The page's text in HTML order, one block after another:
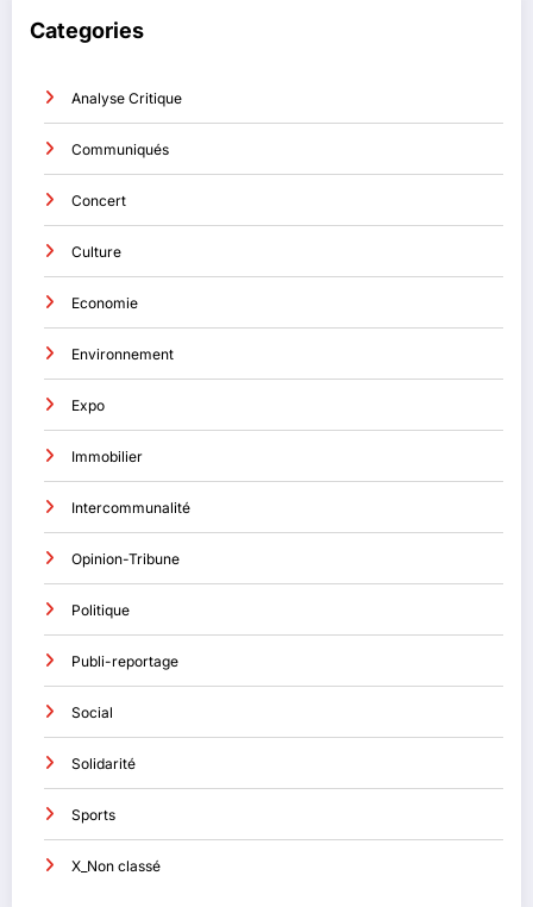
Categories
Analyse Critique
Communiqués
Concert
Culture
Economie
Environnement
Expo
Immobilier
Intercommunalité
Opinion-Tribune
Politique
Publi-reportage
Social
Solidarité
Sports
X_Non classé